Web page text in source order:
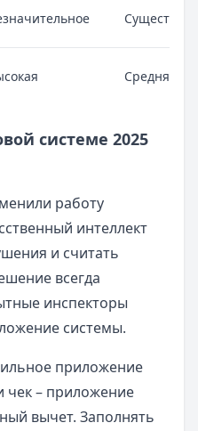
Средняя
системе 2025
работу
интеллект
и считать
всегда
инспекторы
системы.
приложение
– приложение
вычет. Заполнять